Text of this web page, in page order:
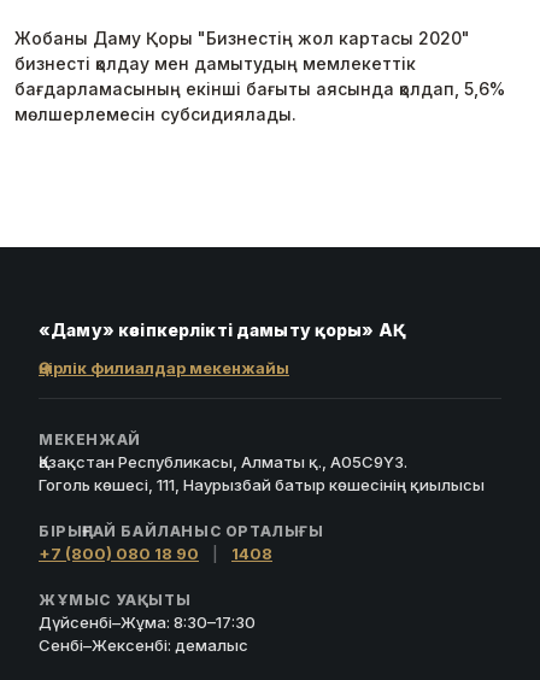
Жобаны Даму Қоры "Бизнестің жол картасы 2020"
бизнесті қолдау мен дамытудың мемлекеттік
бағдарламасының екінші бағыты аясында қолдап, 5,6%
мөлшерлемесін субсидиялады.
«Даму» кәсіпкерлікті дамыту қоры» АҚ
Өңірлік филиалдар мекенжайы
МЕКЕНЖАЙ
Қазақстан Республикасы, Алматы қ., A05C9Y3.
Гоголь көшесі, 111, Наурызбай батыр көшесінің қиылысы
БІРЫҢҒАЙ БАЙЛАНЫС ОРТАЛЫҒЫ
+7 (800) 080 18 90 1408
ЖҰМЫС УАҚЫТЫ
Дүйсенбі–Жұма: 8:30–17:30
Сенбі–Жексенбі: демалыс